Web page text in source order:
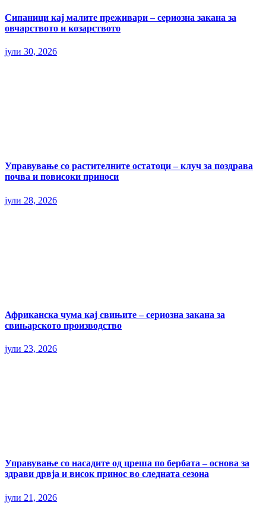
Сипаници кај малите преживари – сериозна закана за
овчарството и козарството
јули 30, 2026
Управување со растителните остатоци – клуч за поздрава
почва и повисоки приноси
јули 28, 2026
Африканска чума кај свињите – сериозна закана за
свињарското производство
јули 23, 2026
Управување со насадите од цреша по бербата – основа за
здрави дрвја и висок принос во следната сезона
јули 21, 2026